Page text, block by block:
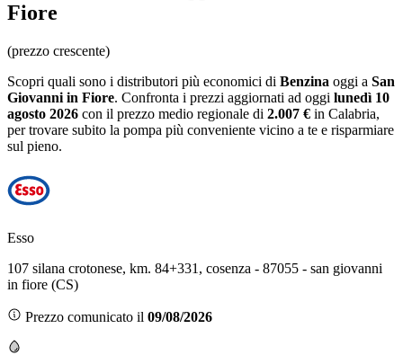
Fiore
(prezzo crescente)
Scopri quali sono i distributori più economici di Benzina oggi a San
Giovanni in Fiore. Confronta i prezzi aggiornati ad oggi lunedì 10
agosto 2026 con il prezzo medio regionale di 2.007 € in Calabria,
per trovare subito la pompa più conveniente vicino a te e risparmiare
sul pieno.
Esso
107 silana crotonese, km. 84+331, cosenza - 87055 - san giovanni
in fiore (CS)
Prezzo comunicato il 09/08/2026